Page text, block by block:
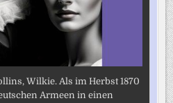
Wilkie. Als im Herbst 1870
Armeen in einen